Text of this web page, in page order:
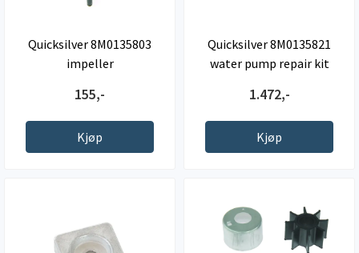
Quicksilver 8M0135803
impeller
155,-
Kjøp
Quicksilver 8M0135821
water pump repair kit
1.472,-
Kjøp